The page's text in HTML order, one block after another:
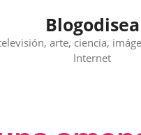
Blogodisea
arte, ciencia,
Internet